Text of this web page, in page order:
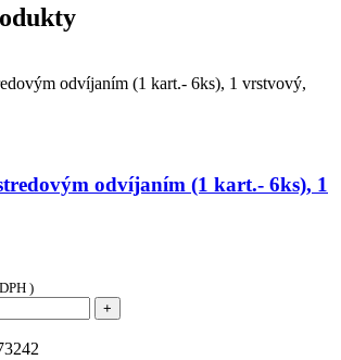
odvíjaním (1 kart.- 6ks), 1
)